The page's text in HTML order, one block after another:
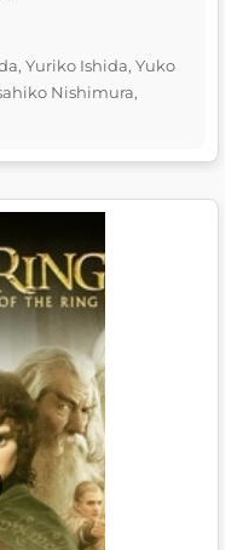
Yuriko Ishida, Yuko
Nishimura,